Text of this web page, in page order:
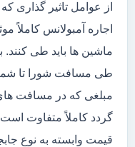
از عوامل تاثیر گذاری
اجاره آمبولانس کاملاً
ماشین ها باید طی کنند.
طی مسافت شورا تا شمال
مبلغی که در مسافت
گردد کاملاً متفاوت است
قیمت وابسته به نوع